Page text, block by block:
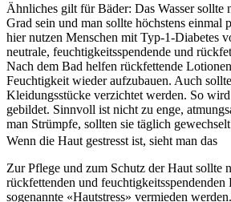
Ähnliches gilt für Bäder: Das Wasser sollte
Grad sein und man sollte höchstens einmal
hier nutzen Menschen mit Typ-1-Diabetes
neutrale, feuchtigkeitsspendende und
Nach dem Bad helfen rückfettende
Feuchtigkeit wieder aufzubauen. Auch
Kleidungsstücke verzichtet werden. So
gebildet. Sinnvoll ist nicht zu enge,
man Strümpfe, sollten sie täglich
Wenn die Haut gestresst ist, sieht man das
Zur Pflege und zum Schutz der Haut sollte
rückfettenden und feuchtigkeitsspendenden
sogenannte «Hautstress» vermieden